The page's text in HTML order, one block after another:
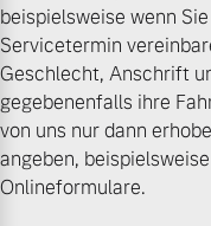
Mild-Hybrid
4 Modelle
Volvo
Aktuelle
Kontakt und
Karriere
Unsere News &
beispielsweise wenn
Servicetermin
Geschlecht, Anschrift
gegebenenfalls ihre
von uns nur dann
angeben,
Onlineformulare.